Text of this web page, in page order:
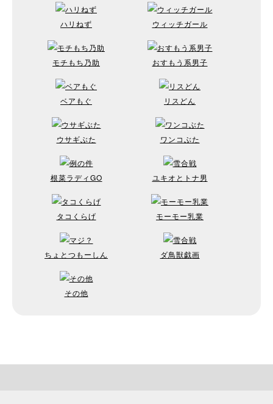
ハリねず ウィッチガール
モチもち乃助 おすもう系男子
ベアもぐ リスどん
ウサギぶた ワンコぶた
根菜ラディGO ユキオとトナ男
タコくらげ モーモー乳業
ちょとつもーしん ダ鳥獣戯画
その他